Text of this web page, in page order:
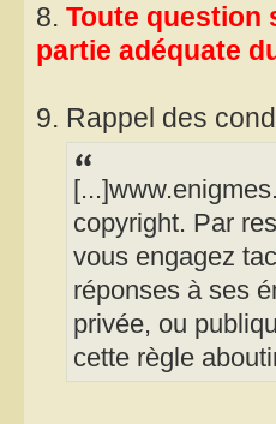
8. Toute question
partie adéquate
9. Rappel des
copyright. Par
vous engagez
réponses à ses
privée, ou
cette règle